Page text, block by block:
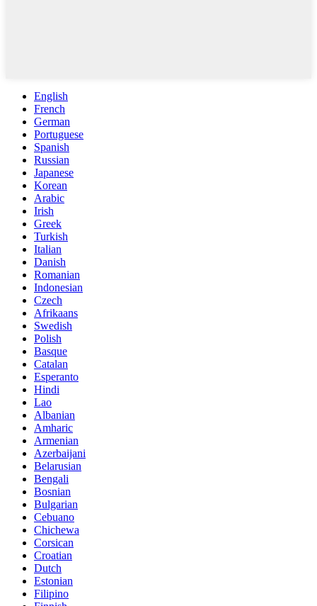
English
French
German
Portuguese
Spanish
Russian
Japanese
Korean
Arabic
Irish
Greek
Turkish
Italian
Danish
Romanian
Indonesian
Czech
Afrikaans
Swedish
Polish
Basque
Catalan
Esperanto
Hindi
Lao
Albanian
Amharic
Armenian
Azerbaijani
Belarusian
Bengali
Bosnian
Bulgarian
Cebuano
Chichewa
Corsican
Croatian
Dutch
Estonian
Filipino